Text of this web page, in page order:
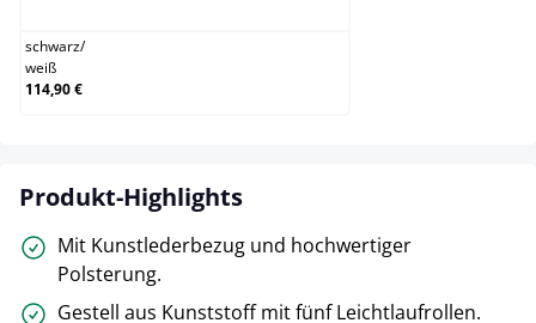
schwarz/
weiß
114,90 €
Produkt-Highlights
Mit Kunstlederbezug und hochwertiger
Polsterung.
Gestell aus Kunststoff mit fünf Leichtlaufrollen.